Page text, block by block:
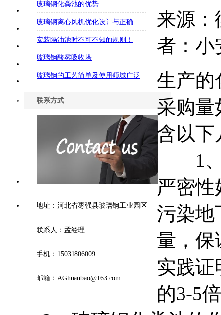
玻璃钢化粪池的优势
玻璃钢离心风机优化设计与正确使用方法
安装隔油池时不可不知的规则！
玻璃钢酸雾吸收塔
玻璃钢的工艺简单及使用领域广泛
联系方式
地址：河北省枣强县玻璃钢工业园区
联系人：孟经理
手机：15031806009
邮箱：AGhuanbao@163.com
来源
者：
生产的
采购量
含以下
1、
严密性
污染地
量，保
实践证
的3-5